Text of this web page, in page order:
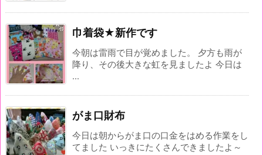
巾着袋★新作です
今朝は雷雨で目が覚めました。 夕方も雨が
降り、その後大きな虹を見ましたよ 今日は
...
がま口財布
今日は朝からがま口の口金をはめる作業をし
てました いっきにたくさんできましたよ～